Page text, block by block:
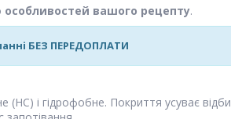
особливостей вашого рецепту.
БЕЗ ПЕРЕДОПЛАТИ
(HC) і гідрофобне. Покриття усуває